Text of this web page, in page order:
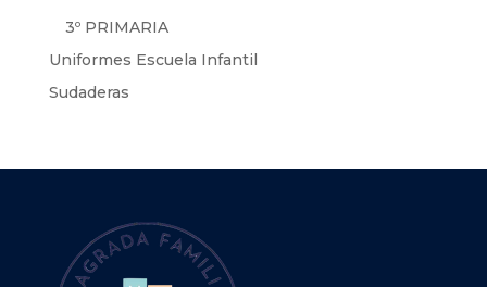
3º PRIMARIA
Uniformes Escuela Infantil
Sudaderas